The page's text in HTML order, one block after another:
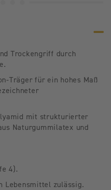
Trockengriff durch
Träger für ein hohes Maß
mit strukturierter
Naturgummilatex und
4).
Lebensmittel zulässig.